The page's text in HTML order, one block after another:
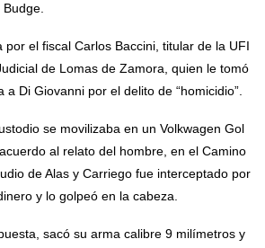
por el fiscal Carlos Baccini, titular de la UFI
de Lomas de Zamora, quien le tomó
a Di Giovanni por el delito de “homicidio”.
se movilizaba en un Volkwagen Gol
al relato del hombre, en el Camino
de Alas y Carriego fue interceptado por
y lo golpeó en la cabeza.
sacó su arma calibre 9 milímetros y